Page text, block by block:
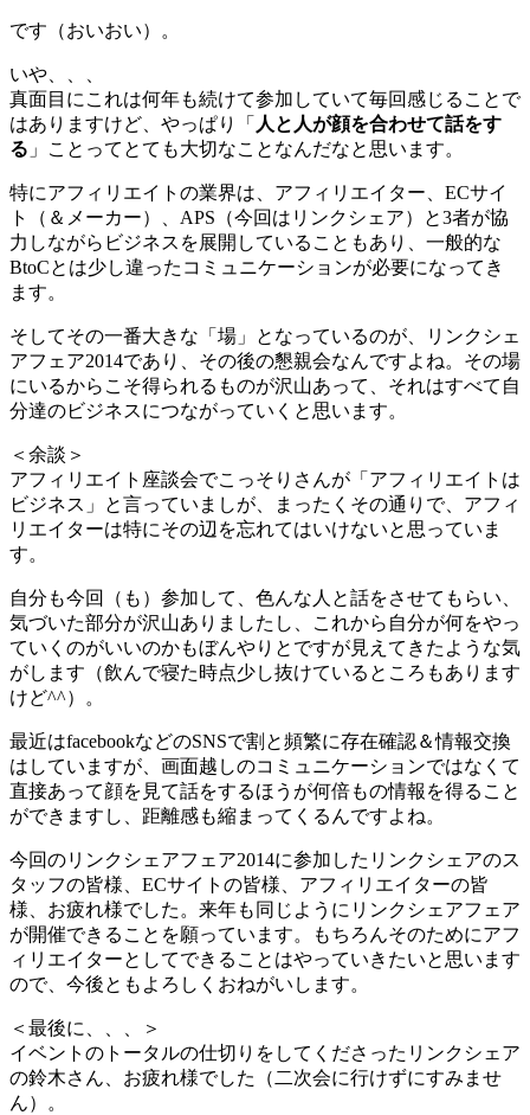
です（おいおい）。
いや、、、
真面目にこれは何年も続けて参加していて毎回感じることで
はありますけど、やっぱり「 人と人が顔を合わせて話をす
る 」ことってとても大切なことなんだなと思います。
特にアフィリエイトの業界は、アフィリエイター、ECサイ
ト（＆メーカー）、APS（今回はリンクシェア）と3者が協
力しながらビジネスを展開していることもあり、一般的な
BtoCとは少し違ったコミュニケーションが必要になってき
ます。
そしてその一番大きな「場」となっているのが、リンクシェ
アフェア2014であり、その後の懇親会なんですよね。その場
にいるからこそ得られるものが沢山あって、それはすべて自
分達のビジネスにつながっていくと思います。
＜余談＞
アフィリエイト座談会でこっそりさんが「アフィリエイトは
ビジネス」と言っていましが、まったくその通りで、アフィ
リエイターは特にその辺を忘れてはいけないと思っていま
す。
自分も今回（も）参加して、色んな人と話をさせてもらい、
気づいた部分が沢山ありましたし、これから自分が何をやっ
ていくのがいいのかもぼんやりとですが見えてきたような気
がします（飲んで寝た時点少し抜けているところもあります
けど^^）。
最近はfacebookなどのSNSで割と頻繁に存在確認＆情報交換
はしていますが、画面越しのコミュニケーションではなくて
直接あって顔を見て話をするほうが何倍もの情報を得ること
ができますし、距離感も縮まってくるんですよね。
今回のリンクシェアフェア2014に参加したリンクシェアのス
タッフの皆様、ECサイトの皆様、アフィリエイターの皆
様、お疲れ様でした。来年も同じようにリンクシェアフェア
が開催できることを願っています。もちろんそのためにアフ
ィリエイターとしてできることはやっていきたいと思います
ので、今後ともよろしくおねがいします。
＜最後に、、、＞
イベントのトータルの仕切りをしてくださったリンクシェア
の鈴木さん、お疲れ様でした（二次会に行けずにすみませ
ん）。